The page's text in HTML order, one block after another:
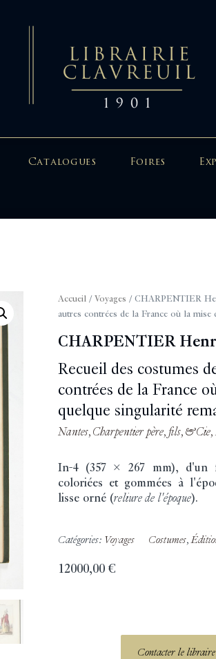
Catalogues Foires
Accueil/ Voyages / CHARPENTIER
autres contrées de la France où la
CHARPENTIER
Recueil des costumes
contrées de la France
quelque singularité
Nantes, Charpentier père, fils, &
In-4 (357 x 267 mm), d'un
coloriées et gommées à
lisse orné (reliure de l'époque).
Catégories: Voyages Costumes,
12000,00€
Contacter le libraire